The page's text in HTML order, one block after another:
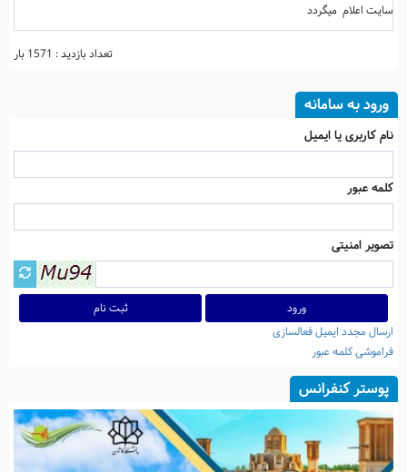
سایت اعلام میگردد
تعداد بازدید : 1571 بار
ورود به سامانه
نام کاربری یا ایمیل
کلمه عبور
تصویر امنیتی
ثبت نام
ارسال مجدد ایمیل فعالسازی
فراموشی کلمه عبور
پوستر کنفرانس